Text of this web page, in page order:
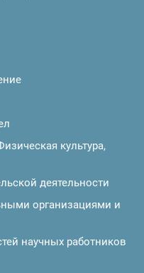
культура,
деятельности
организациями и
научных работников